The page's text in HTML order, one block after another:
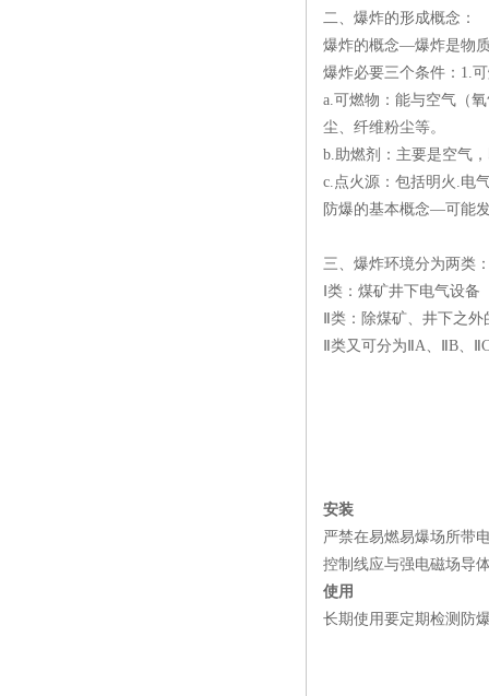
二、爆炸的形成概念：
爆炸的概念—爆炸是物
爆炸必要三个条件：1.
a.可燃物：能与空气（
尘、纤维粉尘等。
b.助燃剂：主要是空气
c.点火源：包括明火.电
防爆的基本概念—可能
三、爆炸环境分为两类
Ⅰ类：煤矿井下电气设备
Ⅱ类：除煤矿、井下之
Ⅱ类又可分为ⅡA、ⅡB、
安装
严禁在易燃易爆场所带
控制线应与强电磁场导
使用
长期使用要定期检测防